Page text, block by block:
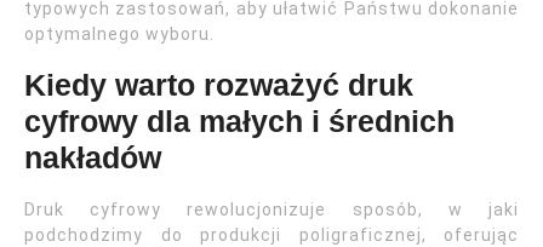
typowych zastosowań, aby ułatwić Państwu dokonanie
optymalnego wyboru.
Kiedy warto rozważyć druk
cyfrowy dla małych i średnich
nakładów
Druk cyfrowy rewolucjonizuje sposób, w jaki
podchodzimy do produkcji poligraficznej, oferując